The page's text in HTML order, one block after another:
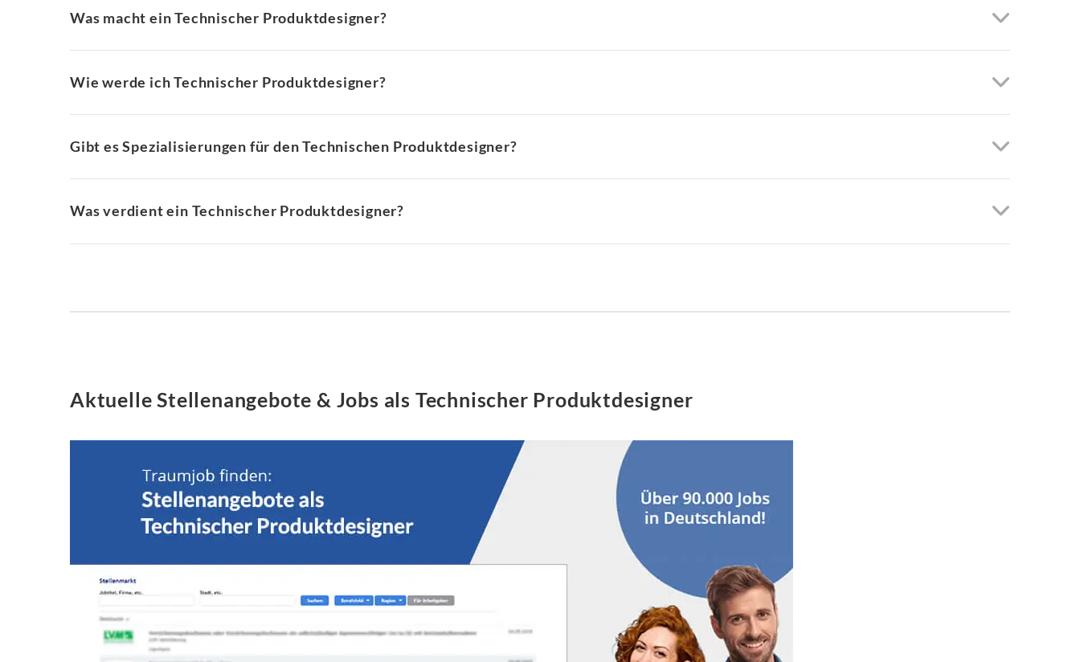
Was macht ein Technischer Produktdesigner?
Wie werde ich Technischer Produktdesigner?
Gibt es Spezialisierungen für den Technischen Produktdesigner?
Was verdient ein Technischer Produktdesigner?
Aktuelle Stellenangebote & Jobs als Technischer Produktdesigner